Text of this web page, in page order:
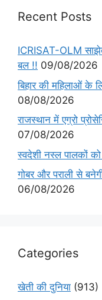
Recent Posts
ICRISAT-OLM
बल !! 09/08/2026
बिहार की महिलाओं के
08/08/2026
राजस्थान में एग्रो
07/08/2026
स्वदेशी नस्ल पालकों को
गोबर और पराली से
06/08/2026
Categories
खेती की दुनिया (913)